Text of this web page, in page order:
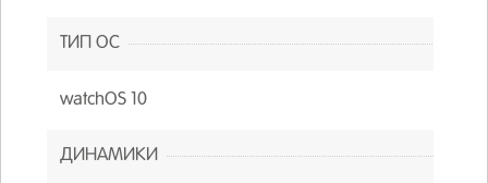
ТИП ОС
watchOS 10
ДИНАМИКИ